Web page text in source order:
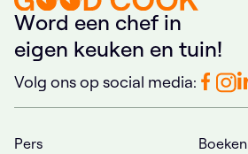
Word een chef in
eigen keuken en tuin!
Volg ons op social media:
Pers
Boeken